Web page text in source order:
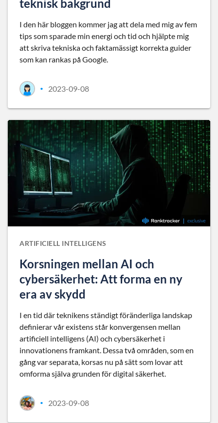
teknisk bakgrund
I den här bloggen kommer jag att dela med mig av fem
tips som sparade min energi och tid och hjälpte mig
att skriva tekniska och faktamässigt korrekta guider
som kan rankas på Google.
• 2023-09-08
ARTIFICIELL INTELLIGENS
Korsningen mellan AI och
cybersäkerhet: Att forma en ny
era av skydd
I en tid där teknikens ständigt föränderliga landskap
definierar vår existens står konvergensen mellan
artificiell intelligens (AI) och cybersäkerhet i
innovationens framkant. Dessa två områden, som en
gång var separata, korsas nu på sätt som lovar att
omforma själva grunden för digital säkerhet.
• 2023-09-08